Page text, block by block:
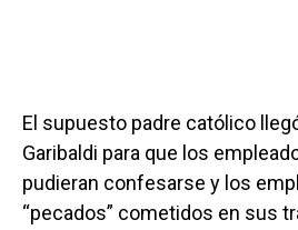
El supuesto padre católico
Garibaldi para que los
pudieran confesarse y los
“pecados” cometidos en sus